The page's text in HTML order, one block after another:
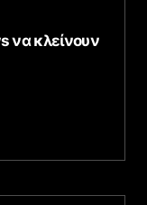
να κλείνουν